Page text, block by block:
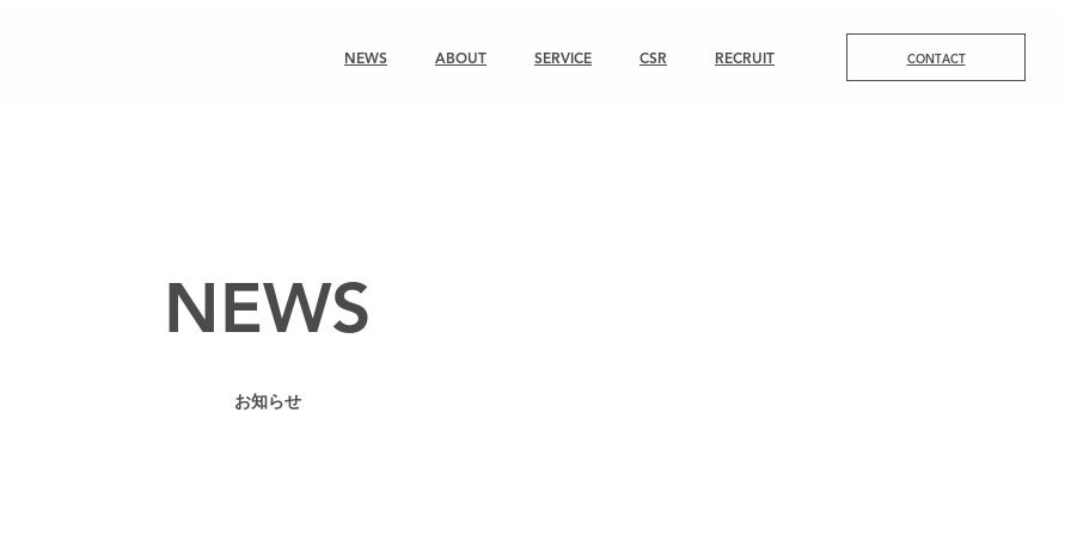
NEWS ABOUT SERVICE CSR RECRUIT CONTACT
NEWS
お知らせ